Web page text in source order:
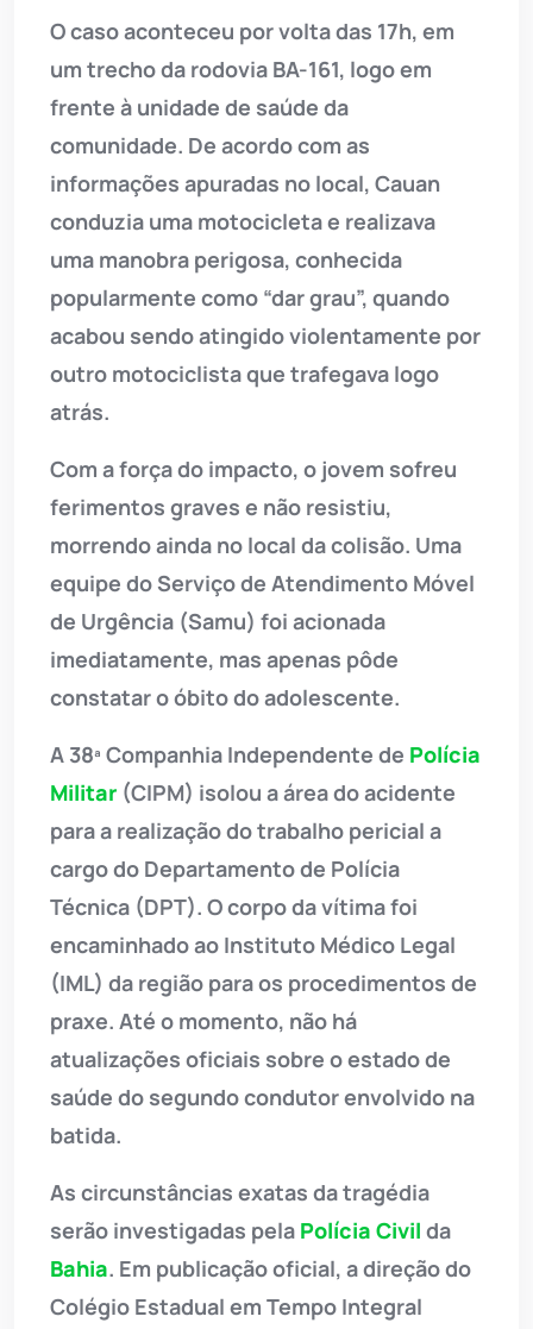
O caso aconteceu por volta das 17h, em
um trecho da rodovia BA-161, logo em
frente à unidade de saúde da
comunidade. De acordo com as
informações apuradas no local, Cauan
conduzia uma motocicleta e realizava
uma manobra perigosa, conhecida
popularmente como “dar grau”, quando
acabou sendo atingido violentamente por
outro motociclista que trafegava logo
atrás.
Com a força do impacto, o jovem sofreu
ferimentos graves e não resistiu,
morrendo ainda no local da colisão. Uma
equipe do Serviço de Atendimento Móvel
de Urgência (Samu) foi acionada
imediatamente, mas apenas pôde
constatar o óbito do adolescente.
A 38ª Companhia Independente de Polícia
Militar (CIPM) isolou a área do acidente
para a realização do trabalho pericial a
cargo do Departamento de Polícia
Técnica (DPT). O corpo da vítima foi
encaminhado ao Instituto Médico Legal
(IML) da região para os procedimentos de
praxe. Até o momento, não há
atualizações oficiais sobre o estado de
saúde do segundo condutor envolvido na
batida.
As circunstâncias exatas da tragédia
serão investigadas pela Polícia Civil da
Bahia. Em publicação oficial, a direção do
Colégio Estadual em Tempo Integral